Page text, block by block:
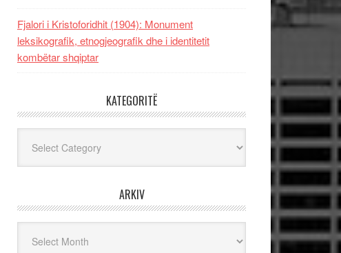
Fjalori i Kristoforidhit (1904): Monument
leksikografik, etnogjeografik dhe i identitetit
kombëtar shqiptar
KATEGORITË
ARKIV